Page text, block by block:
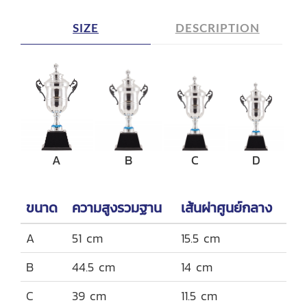
SIZE DESCRIPTION
A B C D
ขนาด ความสูงรวมฐาน เส้นผ่าศูนย์กลาง
A 51 cm
15.5 cm
B
44.5 cm
14 cm
C
39 cm
11.5 cm